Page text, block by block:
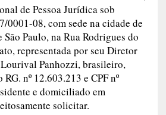
de Pessoa Jurídica sob
0001-08, com sede na cidade de
Paulo, na Rua Rodrigues do
representada por seu Diretor
Panhozzi, brasileiro,
nº 12.603.213 e CPF nº
e domiciliado em
solicitar.